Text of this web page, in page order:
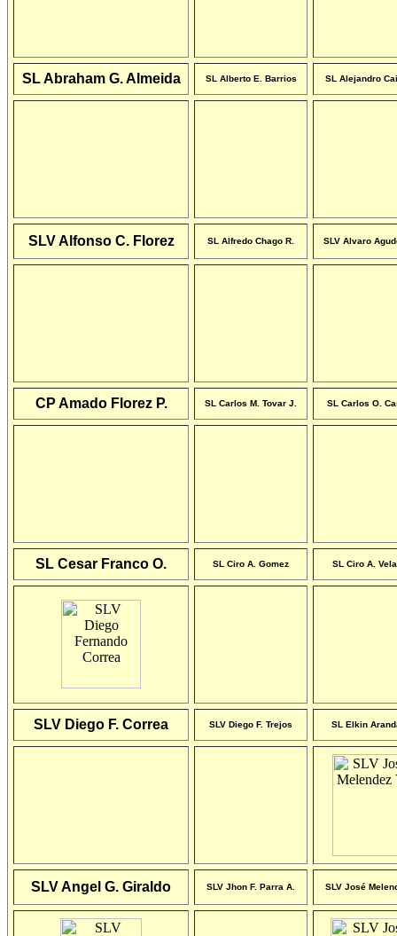
SL Abraham G. Almeida SL Alberto E. Barrios SL Alejandro
SLV Alfonso C. Florez SL Alfredo Chago R. SLV Alvaro
CP Amado Florez P. SL Carlos M. Tovar J. SL Carlos O.
SL Cesar Franco O. SL Ciro A. Gomez SL Ciro A.
SLV Diego F. Correa SLV Diego F. Trejos SL Elkin
SLV Angel G. Giraldo SLV Jhon F. Parra A. SLV José